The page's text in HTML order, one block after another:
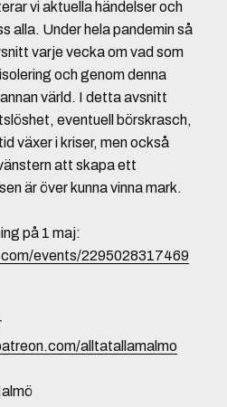
vi aktuella händelser och
alla. Under hela pandemin så
varje vecka om vad som
och genom denna
värld. I detta avsnitt
eventuell börskrasch,
växer i kriser, men också
att skapa ett
är över kunna vinna mark.
på 1 maj:
events/2295028317469
alltatallamalmo